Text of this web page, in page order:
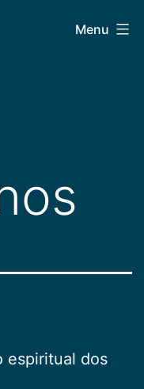
Menu
espiritual dos